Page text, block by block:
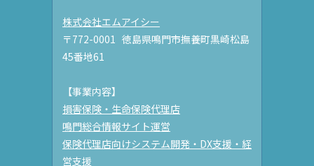
株式会社エムアイシー
〒772-0001 徳島県鳴門市撫養町黒崎松島
45番地61
【事業内容】
損害保険・生命保険代理店
鳴門総合情報サイト運営
保険代理店向けシステム開発・DX支援・経
営支援